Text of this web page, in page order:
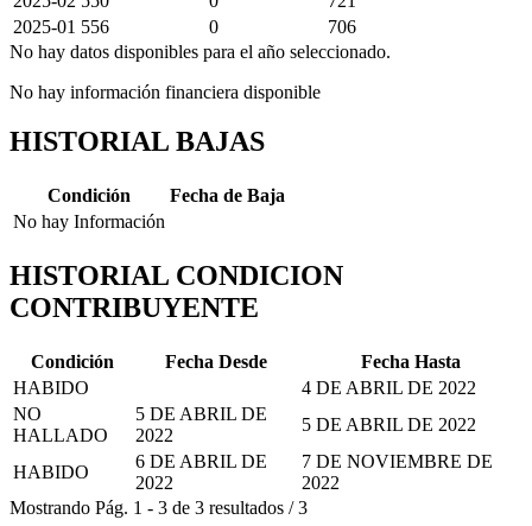
2025-01 556 0
706
No hay datos disponibles para el año seleccionado.
No hay información financiera disponible
HISTORIAL BAJAS
Condición
Fecha de Baja
No hay Información
HISTORIAL CONDICION
CONTRIBUYENTE
Condición Fecha Desde
Fecha Hasta
HABIDO
4 DE ABRIL DE 2022
NO
HALLADO
5 DE ABRIL DE
2022
5 DE ABRIL DE 2022
HABIDO
6 DE ABRIL DE
2022
7 DE NOVIEMBRE DE
2022
Mostrando Pág. 1 - 3 de 3 resultados /3